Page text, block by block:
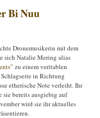
Bi Nuu
Dronemusikerin mit dem
sich Natalie Mering alias
zu einem veritablen
in Richtung
etherische Note verleiht. Ihr
bereits ausgiebig auf
wird sie ihr aktuelles